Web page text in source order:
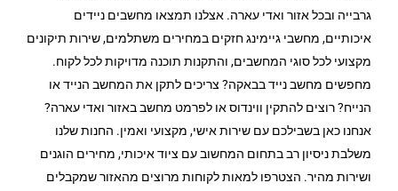
גרבייה ובכל אזור ואדי עארה. אצלנו תמצאו מחשבים ניידים
איכותיים, מחשבי גיימינג חזקים במחירים משתלמים, שירות תיקונים
מקצועי לכל סוגי המחשבים, והתקנות תוכנה מדויקות לכל לקוח.
מחפשים מחשב נייד בבאקה? צריכים לתקן את המחשב הנייד או
הנייח? רוצים להתקין ווינדוס או לפרמט מחשב באזור ואדי עארה?
אנחנו כאן בשבילכם עם שירות אישי, מקצועי ואמין. החנות שלנו
משלבת ניסיון רב בתחום המחשוב עם ציוד איכותי, מחירים הוגנים
ושירות מהיר. הצטרפו למאות לקוחות מרוצים מהאזור שמקבלים